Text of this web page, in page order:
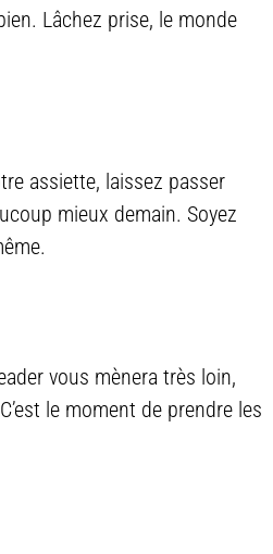
Lâchez prise, le monde
assiette, laissez passer
mieux demain. Soyez
vous mènera très loin,
le moment de prendre les